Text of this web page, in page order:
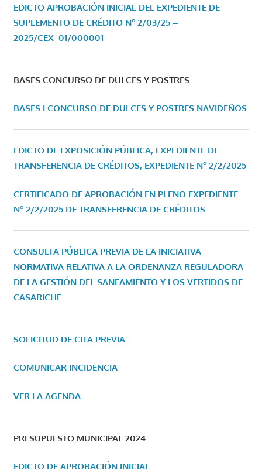
EDICTO APROBACIÓN INICIAL DEL EXPEDIENTE DE
SUPLEMENTO DE CRÉDITO Nº 2/03/25 –
2025/CEX_01/000001
BASES CONCURSO DE DULCES Y POSTRES
BASES I CONCURSO DE DULCES Y POSTRES NAVIDEÑOS
EDICTO DE EXPOSICIÓN PÚBLICA, EXPEDIENTE DE
TRANSFERENCIA DE CRÉDITOS, EXPEDIENTE Nº 2/2/2025
CERTIFICADO DE APROBACIÓN EN PLENO EXPEDIENTE
Nº 2/2/2025 DE TRANSFERENCIA DE CRÉDITOS
CONSULTA PÚBLICA PREVIA DE LA INICIATIVA
NORMATIVA RELATIVA A LA ORDENANZA REGULADORA
DE LA GESTIÓN DEL SANEAMIENTO Y LOS VERTIDOS DE
CASARICHE
SOLICITUD DE CITA PREVIA
COMUNICAR INCIDENCIA
VER LA AGENDA
PRESUPUESTO MUNICIPAL 2024
EDICTO DE APROBACIÓN INICIAL